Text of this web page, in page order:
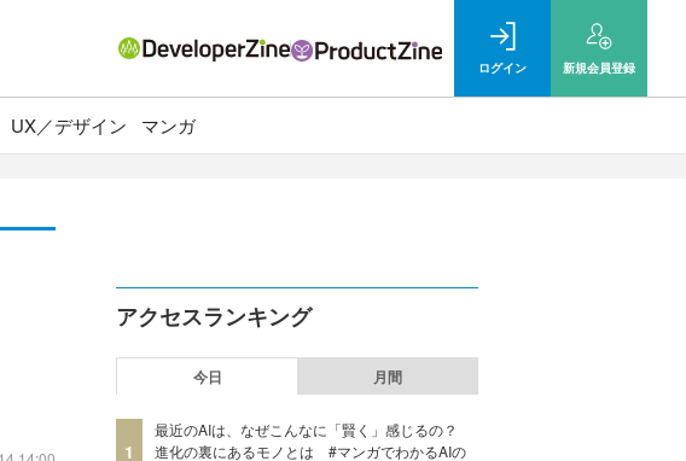
ログイン 新規会員登録
UX／デザイン マンガ
アクセスランキング
今日 月間
1
最近のAIは、なぜこんなに「賢く」感じるの？
進化の裏にあるモノとは #マンガでわかるAIの